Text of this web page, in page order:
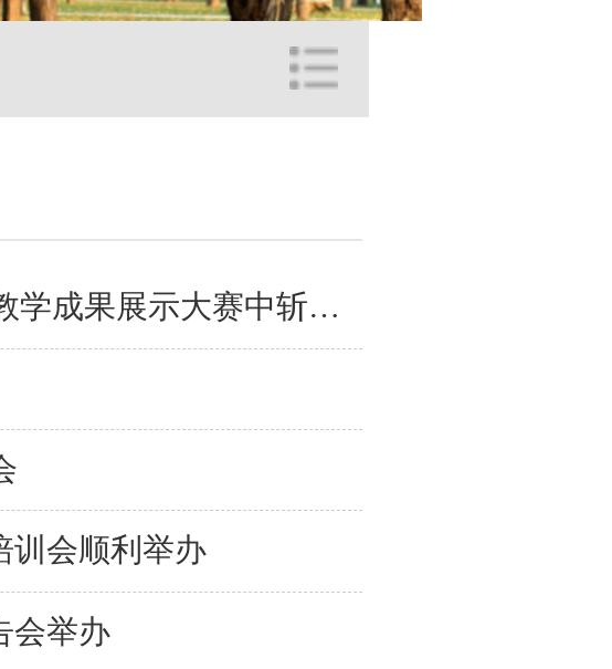
东北大学在2025年辽宁省普通高等教育本科教学成果展示大赛中斩获...
训会顺利举办
会举办